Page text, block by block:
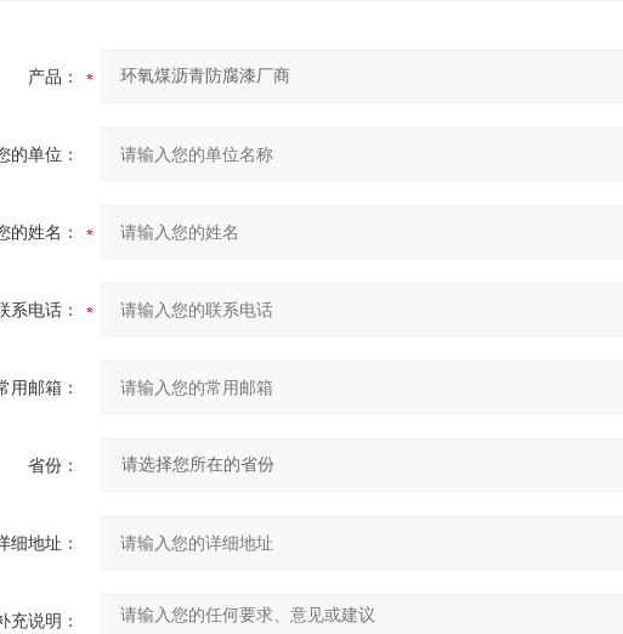
产品：
的单位：
的姓名：
系电话：
用邮箱：
省份：
细地址：
充说明：